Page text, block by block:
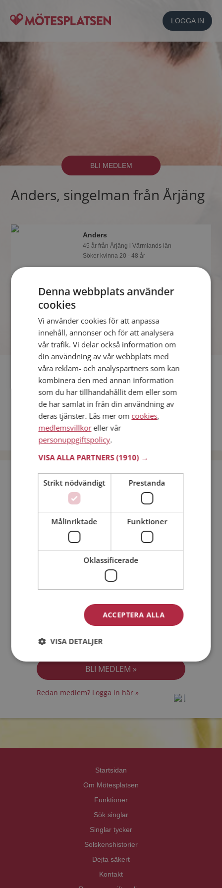
LOGGA IN
BLI MEDLEM
Anders, singelman från Årjäng
Anders
45 år från Årjäng i Värmlands län
Söker kvinna 20 - 48 år
Det finns tusentals fotoalbum med
spännande bilder på siten.
Fler singlar
Fler singelmän från Årjäng:Patrick,Amir,Calle
Kvinnor från Årjäng
Dejta kvinnor i Sverige
Dejta män i Sverige
Bli medlem utan kostnad!
Min ålder:
Personuppgiftspolicyn
Redan medlem? Logga in här »
Startsidan
Om Mötesplatsen
Funktioner
Sök singlar
Singlar tycker
Solskenshistorier
Dejta säkert
Kontakt
Denna webbplats använder
cookies
Vi använder cookies för att anpassa
innehåll, annonser och för att analysera
vår trafik. Vi delar också information om
din användning av vår webbplats med
våra reklam- och analyspartners som kan
kombinera den med annan information
som du har tillhandahållit dem eller som
de har samlat in från din användning av
deras tjänster. Läs mer om cookies,
medlemsvillkoreller vår
personuppgiftspolicy.
VISA ALLA PARTNERS(1910) →
Strikt nödvändigt Prestanda
Målinriktade Funktioner
Oklassificerade
ACCEPTERA ALLA
VISA DETALJER